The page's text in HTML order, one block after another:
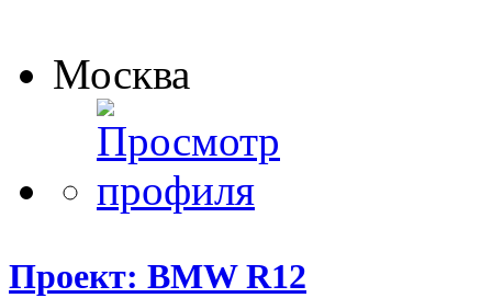
Москва
Проект: BMW R12